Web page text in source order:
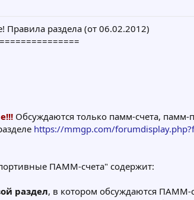
Правила раздела (от 06.02.2012)
Обсуждаются только памм-счета,
https://mmgp.com/
ПАММ-счета" содержит:
раздел, в котором обсуждаются ПАММ-